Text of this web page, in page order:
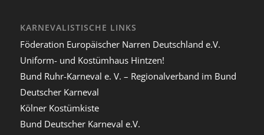
KARNEVALISTISCHE LINKS
Föderation Europäischer Narren Deutschland e.V.
Uniform- und Kostümhaus Hintzen!
Bund Ruhr-Karneval e. V. – Regionalverband im Bund
Deutscher Karneval
Kölner Kostümkiste
Bund Deutscher Karneval e.V.